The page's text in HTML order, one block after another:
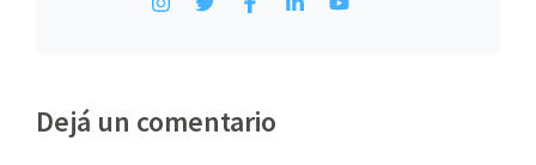
Dejá un comentario